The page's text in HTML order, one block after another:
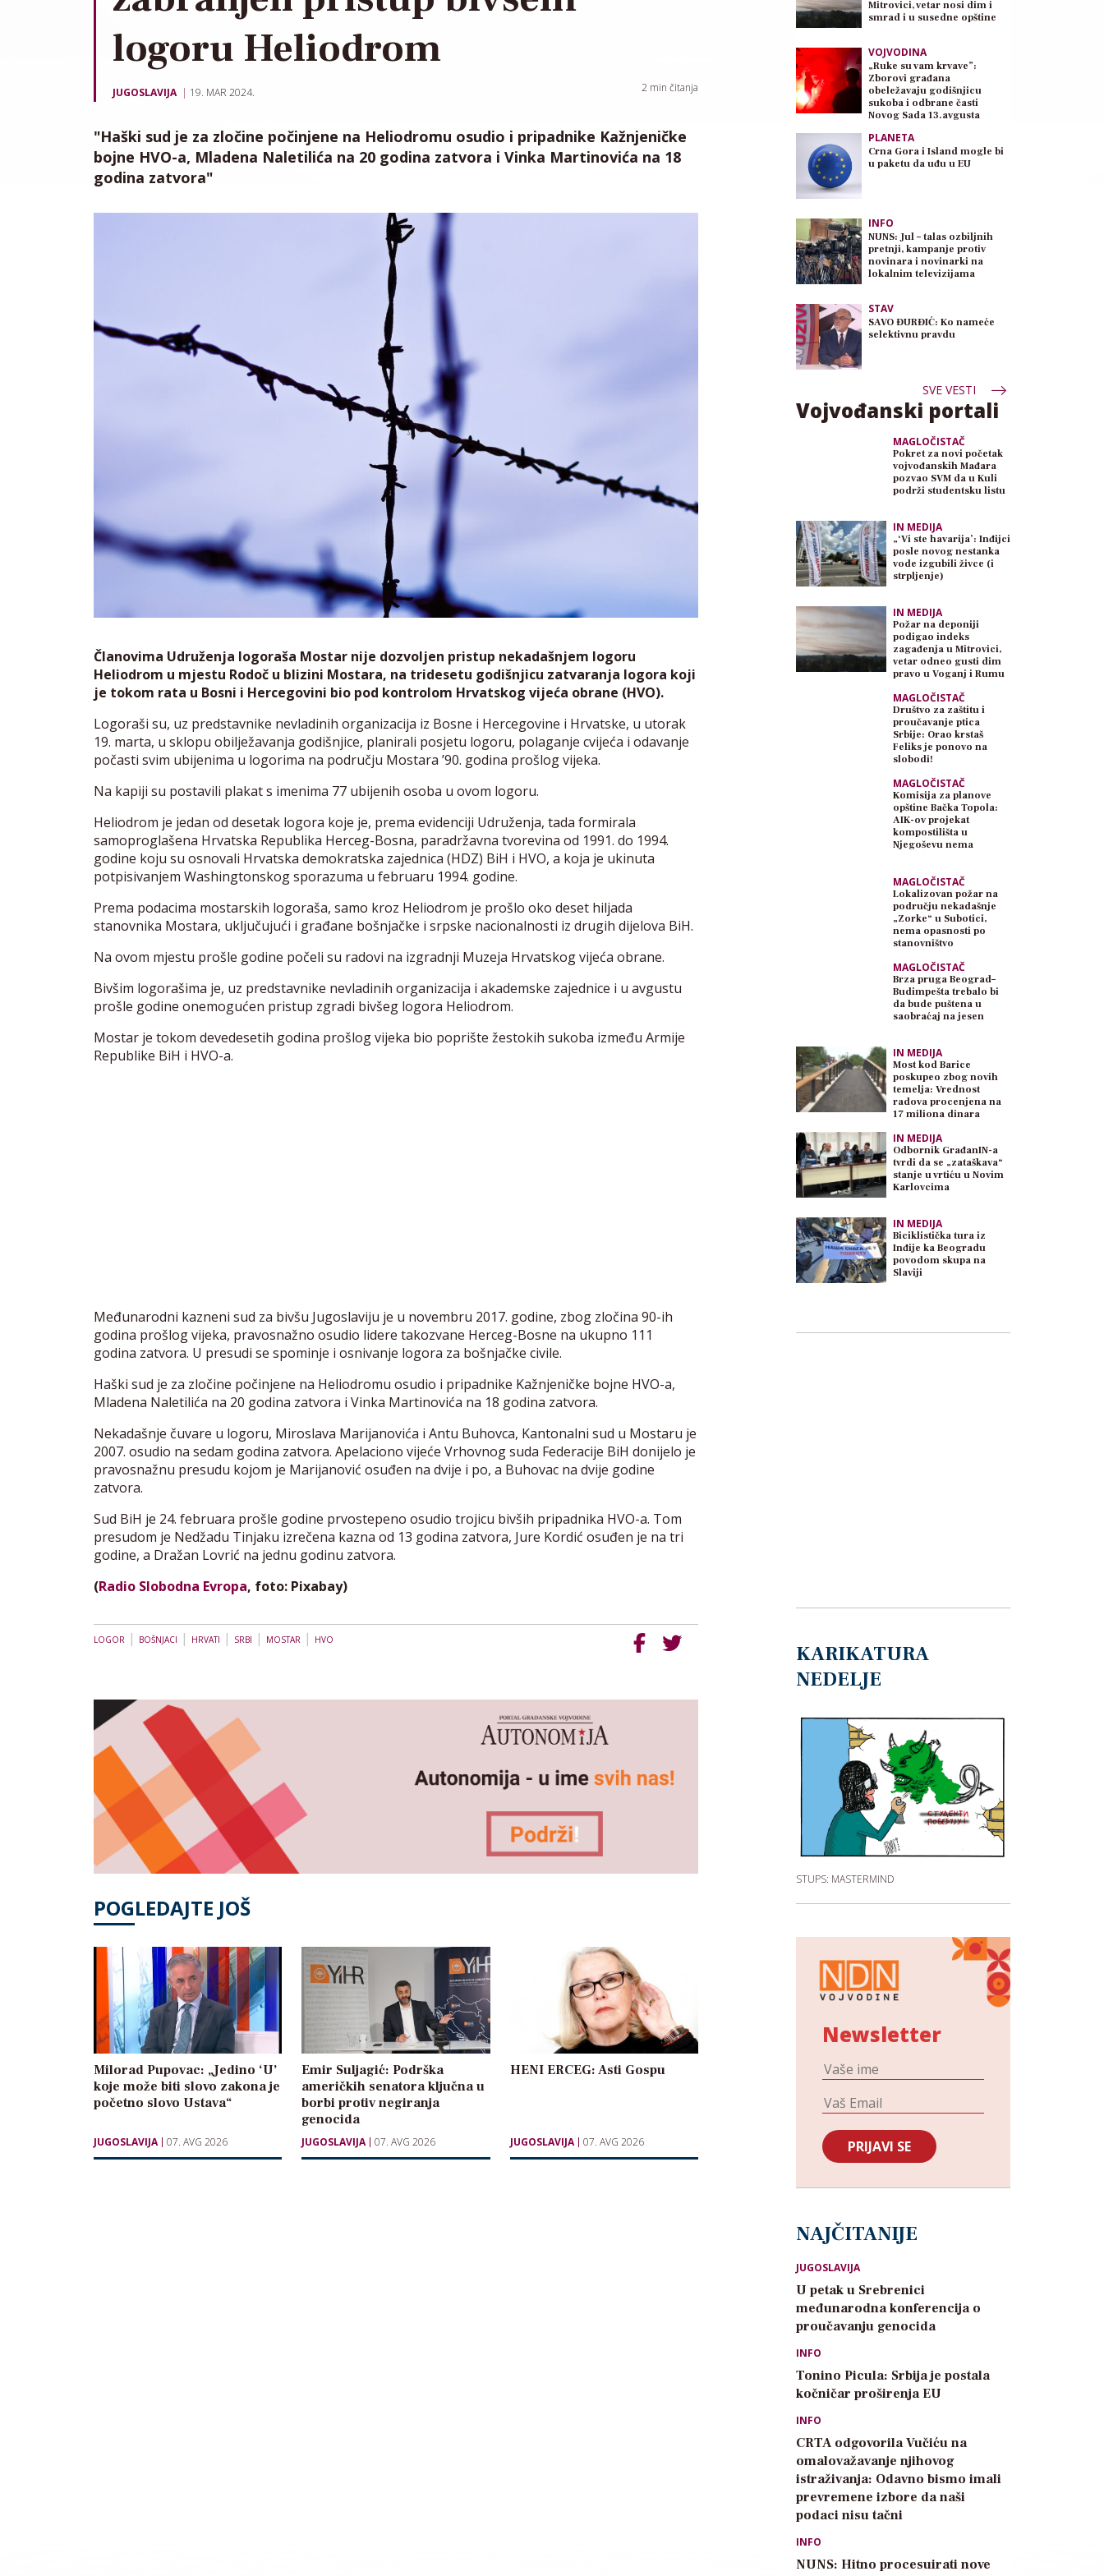
logoru Heliodrom
JUGOSLAVIJA 19. MAR 2024. 2 min čitanja
"Haški sud je za zločine počinjene na Heliodromu osudio i pripadnike Kažnjeničke
bojne HVO-a, Mladena Naletilića na 20 godina zatvora i Vinka Martinovića na 18
godina zatvora"
Članovima Udruženja logoraša Mostar nije dozvoljen pristup nekadašnjem logoru
Heliodrom u mjestu Rodoč u blizini Mostara, na tridesetu godišnjicu zatvaranja logora koji
je tokom rata u Bosni i Hercegovini bio pod kontrolom Hrvatskog vijeća obrane (HVO).
Logoraši su, uz predstavnike nevladinih organizacija iz Bosne i Hercegovine i Hrvatske, u utorak
19. marta, u sklopu obilježavanja godišnjice, planirali posjetu logoru, polaganje cvijeća i odavanje
počasti svim ubijenima u logorima na području Mostara ’90. godina prošlog vijeka.
Na kapiji su postavili plakat s imenima 77 ubijenih osoba u ovom logoru.
Heliodrom je jedan od desetak logora koje je, prema evidenciji Udruženja, tada formirala
samoproglašena Hrvatska Republika Herceg-Bosna, paradržavna tvorevina od 1991. do 1994.
godine koju su osnovali Hrvatska demokratska zajednica (HDZ) BiH i HVO, a koja je ukinuta
potpisivanjem Washingtonskog sporazuma u februaru 1994. godine.
Prema podacima mostarskih logoraša, samo kroz Heliodrom je prošlo oko deset hiljada
stanovnika Mostara, uključujući i građane bošnjačke i srpske nacionalnosti iz drugih dijelova BiH.
Na ovom mjestu prošle godine počeli su radovi na izgradnji Muzeja Hrvatskog vijeća obrane.
Bivšim logorašima je, uz predstavnike nevladinih organizacija i akademske zajednice i u avgustu
prošle godine onemogućen pristup zgradi bivšeg logora Heliodrom.
Mostar je tokom devedesetih godina prošlog vijeka bio poprište žestokih sukoba između Armije
Republike BiH i HVO-a.
Međunarodni kazneni sud za bivšu Jugoslaviju je u novembru 2017. godine, zbog zločina 90-ih
godina prošlog vijeka, pravosnažno osudio lidere takozvane Herceg-Bosne na ukupno 111
godina zatvora. U presudi se spominje i osnivanje logora za bošnjačke civile.
Haški sud je za zločine počinjene na Heliodromu osudio i pripadnike Kažnjeničke bojne HVO-a,
Mladena Naletilića na 20 godina zatvora i Vinka Martinovića na 18 godina zatvora.
Nekadašnje čuvare u logoru, Miroslava Marijanovića i Antu Buhovca, Kantonalni sud u Mostaru je
2007. osudio na sedam godina zatvora. Apelaciono vijeće Vrhovnog suda Federacije BiH donijelo je
pravosnažnu presudu kojom je Marijanović osuđen na dvije i po, a Buhovac na dvije godine
zatvora.
Sud BiH je 24. februara prošle godine prvostepeno osudio trojicu bivših pripadnika HVO-a. Tom
presudom je Nedžadu Tinjaku izrečena kazna od 13 godina zatvora, Jure Kordić osuđen je na tri
godine, a Dražan Lovrić na jednu godinu zatvora.
(Radio Slobodna Evropa, foto: Pixabay)
LOGOR | BOŠNJACI | HRVATI | SRBI | MOSTAR | HVO
POGLEDAJTE JOŠ
Milorad Pupovac: „Jedino ‘U’
koje može biti slovo zakona je
početno slovo Ustava“
JUGOSLAVIJA 07. AVG 2026
Emir Suljagić: Podrška
američkih senatora ključna u
borbi protiv negiranja
genocida
JUGOSLAVIJA 07. AVG 2026
HENI ERCEG: Asti Gospu
JUGOSLAVIJA 07. AVG 2026
Mitrovici, vetar nosi dim i
smrad i u susedne opštine
VOJVODINA
„Ruke su vam krvave”:
Zborovi građana
obeležavaju godišnjicu
sukoba i odbrane časti
Novog Sada 13.avgusta
PLANETA
Crna Gora i Island mogle bi
u paketu da uđu u EU
INFO
NUNS: Jul – talas ozbiljnih
pretnji, kampanje protiv
novinara i novinarki na
lokalnim televizijama
STAV
SAVO ĐURĐIĆ: Ko nameće
selektivnu pravdu
SVE VESTI
Vojvođanski portali
MAGLOČISTAČ
Pokret za novi početak
vojvođanskih Mađara
pozvao SVM da u Kuli
podrži studentsku listu
IN MEDIJA
„‘Vi ste havarija’: Inđijci
posle novog nestanka
vode izgubili živce (i
strpljenje)
IN MEDIJA
Požar na deponiji
podigao indeks
zagađenja u Mitrovici,
vetar odneo gusti dim
pravo u Voganj i Rumu
MAGLOČISTAČ
Društvo za zaštitu i
proučavanje ptica
Srbije: Orao krstaš
Feliks je ponovo na
slobodi!
MAGLOČISTAČ
Komisija za planove
opštine Bačka Topola:
AIK-ov projekat
kompostilišta u
Njegoševu nema
MAGLOČISTAČ
Lokalizovan požar na
području nekadašnje
„Zorke“ u Subotici,
nema opasnosti po
stanovništvo
MAGLOČISTAČ
Brza pruga Beograd–
Budimpešta trebalo bi
da bude puštena u
saobraćaj na jesen
IN MEDIJA
Most kod Barice
poskupeo zbog novih
temelja: Vrednost
radova procenjena na
17 miliona dinara
IN MEDIJA
Odbornik GrađanIN-a
tvrdi da se „zataškava“
stanje u vrtiću u Novim
Karlovcima
IN MEDIJA
Biciklistička tura iz
Inđije ka Beogradu
povodom skupa na
Slaviji
KARIKATURA
NEDELJE
STUPS: MASTERMIND
Newsletter
NAJČITANIJE
JUGOSLAVIJA
U petak u Srebrenici
međunarodna konferencija o
proučavanju genocida
INFO
Tonino Picula: Srbija je postala
kočničar proširenja EU
INFO
CRTA odgovorila Vučiću na
omalovažavanje njihovog
istraživanja: Odavno bismo imali
prevremene izbore da naši
podaci nisu tačni
INFO
NUNS: Hitno procesuirati nove